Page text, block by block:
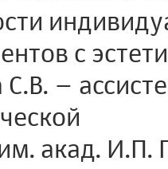
с
–
акад. И.П.